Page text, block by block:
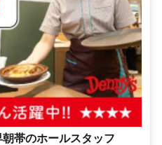
帯のホールスタッフ